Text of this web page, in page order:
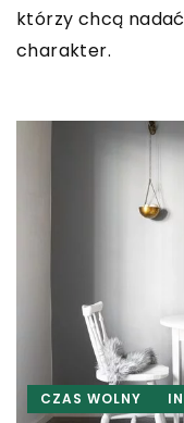
którzy chcą
charakter.
CZAS WOLNY